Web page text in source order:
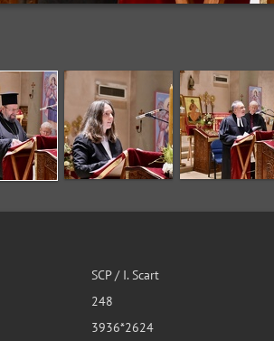
SCP / I. Scart
248
3936*2624